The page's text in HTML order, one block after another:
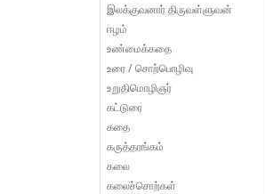
இலக்குவனார் திருவள்ளுவன்
ஈழம்
உண்மைக்கதை
உரை / சொற்பொழிவு
உறுதிமொழிஞர்
கட்டுரை
கதை
கருத்தரங்கம்
கலை
கலைச்சொற்கள்